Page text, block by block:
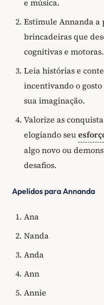
e música.
Estimule Annanda a
brincadeiras que
cognitivas e motoras.
Leia histórias e
incentivando o
sua imaginação.
Valorize as
elogiando seu
algo novo ou
desafios.
Apelidos para Annanda
Ana
Nanda
Anda
Ann
Annie